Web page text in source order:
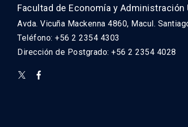
Facultad de Economía y Administración
Avda. Vicuña Mackenna 4860, Macul.
Teléfono: +56 2 2354 4303
Dirección de Postgrado: +56 2 2354 4028